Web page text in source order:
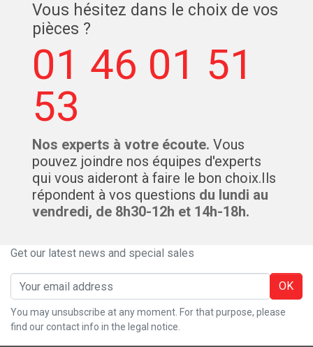
Vous hésitez dans le choix de vos
pièces ?
01 46 01 51
53
Nos experts à votre écoute. Vous
pouvez joindre nos équipes d'experts
qui vous aideront à faire le bon choix.Ils
répondent à vos questions du lundi au
vendredi, de 8h30-12h et 14h-18h.
Get our latest news and special sales
OK
You may unsubscribe at any moment. For that purpose, please
find our contact info in the legal notice.